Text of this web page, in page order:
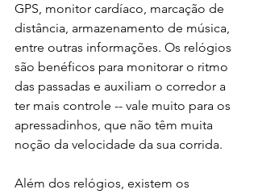
GPS, monitor cardíaco, marcação de
distância, armazenamento de música,
entre outras informações. Os relógios
são benéficos para monitorar o ritmo
das passadas e auxiliam o corredor a
ter mais controle -- vale muito para os
apressadinhos, que não têm muita
noção da velocidade da sua corrida.
Além dos relógios, existem os